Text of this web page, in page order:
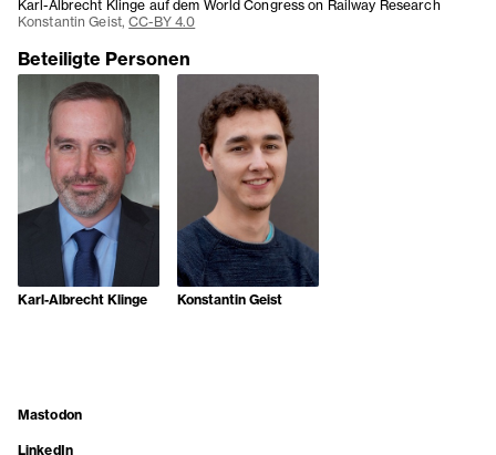
Karl-Albrecht Klinge auf dem World Congress on Railway Research
Konstantin Geist,CC-BY 4.0
Beteiligte Personen
Karl-Albrecht Klinge Konstantin Geist
Mastodon
LinkedIn